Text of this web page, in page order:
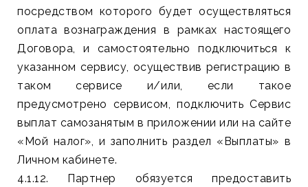
посредством которого будет осуществляться
оплата вознаграждения в рамках настоящего
Договора, и самостоятельно подключиться к
указанном сервису, осуществив регистрацию в
таком сервисе и/или, если такое
предусмотрено сервисом, подключить Сервис
выплат самозанятым в приложении или на сайте
«Мой налог», и заполнить раздел «Выплаты» в
Личном кабинете.
4.1.12. Партнер обязуется предоставить